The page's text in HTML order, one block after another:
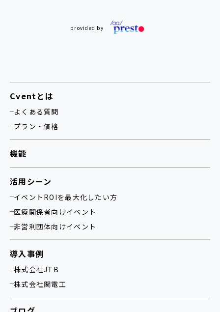
provided by
Cventとは
よくある質問
プラン・価格
機能
活用シーン
イベントROIを最大化したい方
医療関係者向けイベント
非営利団体向けイベント
導入事例
株式会社JTB
株式会社関電工